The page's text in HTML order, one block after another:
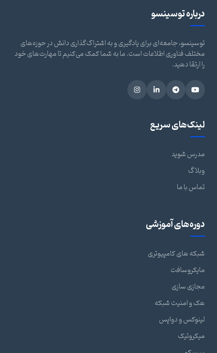
درباره توسینسو
توسینسو، جامعه‌ای برای یادگیری و به اشتراک‌گذاری دانش در حوزه‌های
مختلف فناوری اطلاعات است. ما به شما کمک می‌کنیم تا مهارت‌های خود
را ارتقا دهید.
لینک‌های سریع
مدرس شوید
وبلاگ
تماس با ما
دوره‌های آموزشی
شبکه های کامپیوتری
مایکروسافت
مجازی سازی
هک و امنیت شبکه
لینوکس و دواپس
میکروتیک